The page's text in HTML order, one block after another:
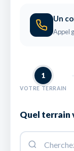
Un
Appel
1
VOTRE TERRAIN
Quel terrain